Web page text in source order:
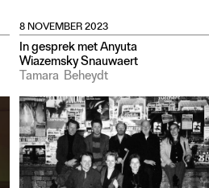
8 NOVEMBER 2023
In gesprek met Anyuta
Wiazemsky Snauwaert
Tamara Beheydt